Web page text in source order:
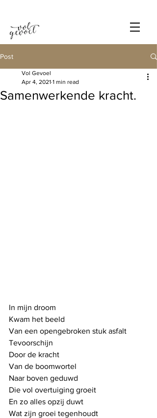
Post
Samenwerkende kracht.
Vol Gevoel
Apr 4, 2021 1 min read
In mijn droom
Kwam het beeld
Van een opengebroken stuk asfalt
Tevoorschijn
Door de kracht
Van de boomwortel
Naar boven geduwd
Die vol overtuiging groeit
En zo alles opzij duwt
Wat zijn groei tegenhoudt